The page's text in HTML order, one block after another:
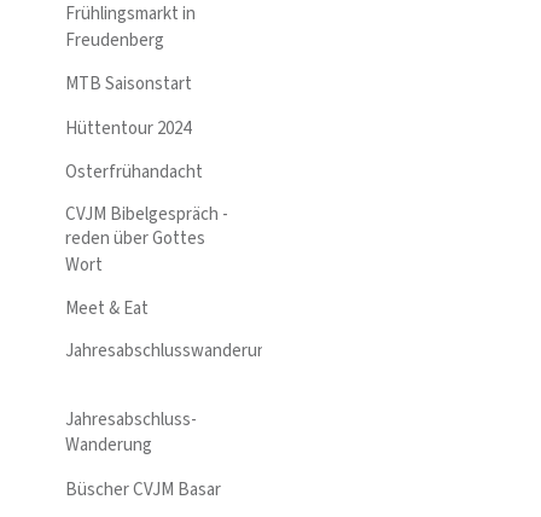
Frühlingsmarkt in
Freudenberg
MTB Saisonstart
Hüttentour 2024
Osterfrühandacht
CVJM Bibelgespräch -
reden über Gottes
Wort
Meet & Eat
Jahresabschlusswanderung
Jahresabschluss-
Wanderung
Büscher CVJM Basar